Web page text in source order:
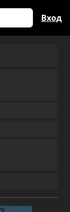
Вход